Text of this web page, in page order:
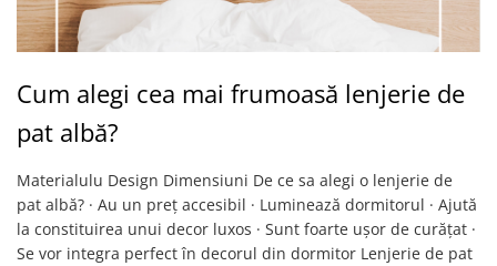
Cum alegi cea mai frumoasă lenjerie de
pat albă?
Materialulu Design Dimensiuni De ce sa alegi o lenjerie de
pat albă? · Au un preț accesibil · Luminează dormitorul · Ajută
la constituirea unui decor luxos · Sunt foarte ușor de curățat ·
Se vor integra perfect în decorul din dormitor Lenjerie de pat